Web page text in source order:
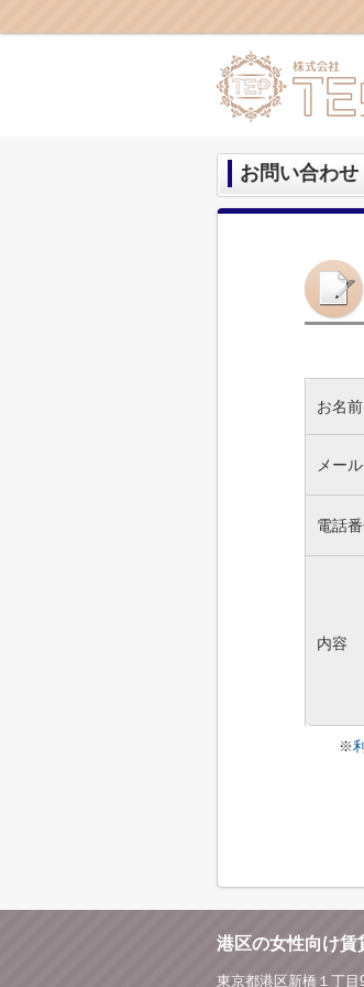
お問い合わせ
お名前
メー
電話
内容
※
港区の女性向け賃
東京都港区新橋１丁